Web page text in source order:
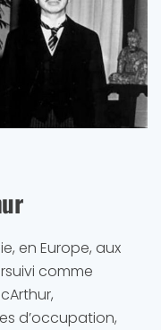
en Europe, aux
comme
d’occupation,